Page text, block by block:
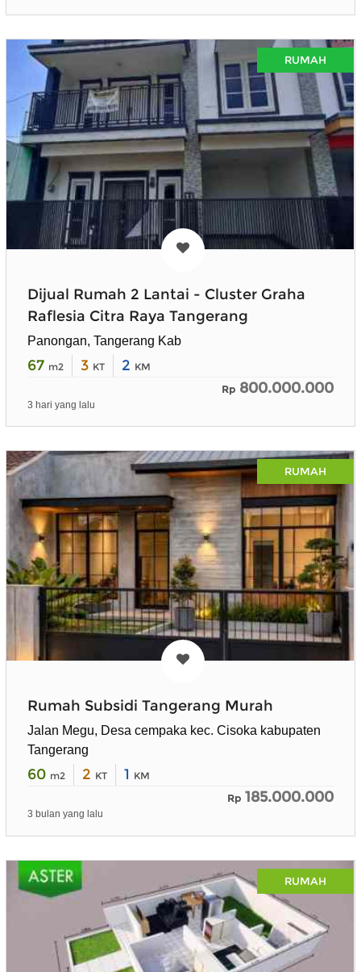
RUMAH
Dijual Rumah 2 Lantai - Cluster Graha
Raflesia Citra Raya Tangerang
Panongan, Tangerang Kab
67 m2 3 KT 2 KM
Rp 800.000.000
3 hari yang lalu
RUMAH
Rumah Subsidi Tangerang Murah
Jalan Megu, Desa cempaka kec. Cisoka kabupaten
Tangerang
60 m2 2 KT 1 KM
Rp 185.000.000
3 bulan yang lalu
RUMAH